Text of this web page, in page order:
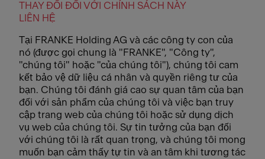
THAY ĐỔI ĐỐI VỚI CHÍNH SÁCH NÀY
LIÊN HỆ
Tại FRANKE Holding AG và các công ty con của
nó (được gọi chung là "FRANKE", "Công ty",
"chúng tôi" hoặc "của chúng tôi"), chúng tôi cam
kết bảo vệ dữ liệu cá nhân và quyền riêng tư của
bạn. Chúng tôi đánh giá cao sự quan tâm của bạn
đối với sản phẩm của chúng tôi và việc bạn truy
cập trang web của chúng tôi hoặc sử dụng dịch
vụ web của chúng tôi. Sự tin tưởng của bạn đối
với chúng tôi là rất quan trọng, và chúng tôi mong
muốn bạn cảm thấy tự tin và an tâm khi tương tác